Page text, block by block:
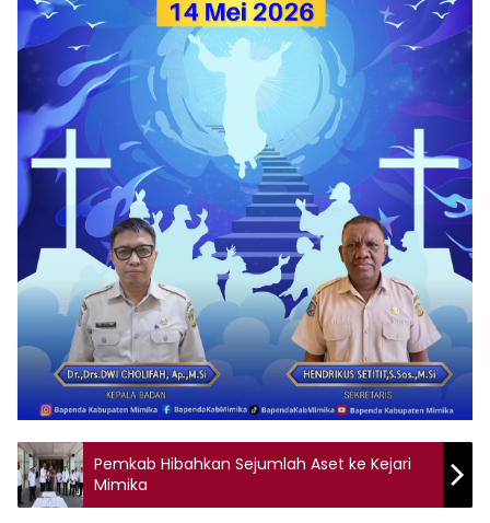
Pemkab Hibahkan Sejumlah Aset ke Kejari
Mimika